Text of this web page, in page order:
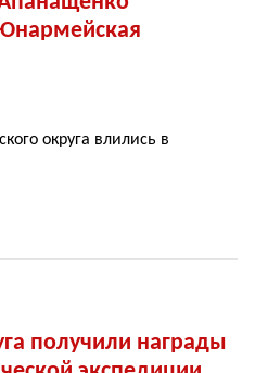
округа влились в
получили награды